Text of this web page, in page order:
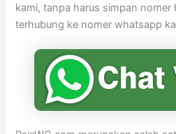
kami, tanpa harus simpan nomer
terhubung ke nomer whatsapp